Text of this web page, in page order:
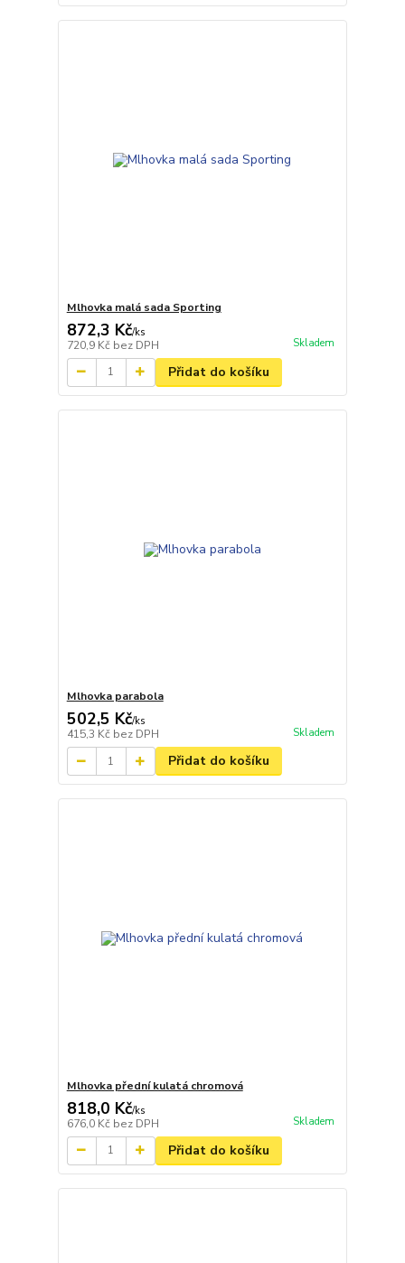
Mlhovka malá sada Sporting
872,3 Kč/ks
720,9 Kč bez DPH Skladem
Přidat do košíku
Mlhovka parabola
502,5 Kč/ks
415,3 Kč bez DPH Skladem
Přidat do košíku
Mlhovka přední kulatá chromová
818,0 Kč/ks
676,0 Kč bez DPH Skladem
Přidat do košíku